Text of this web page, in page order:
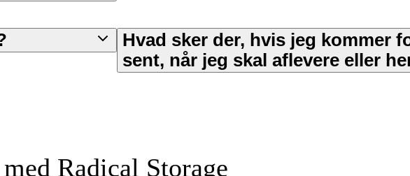
Hvad sker der, hvis jeg kommer
sent, når jeg skal aflevere eller
Radical Storage